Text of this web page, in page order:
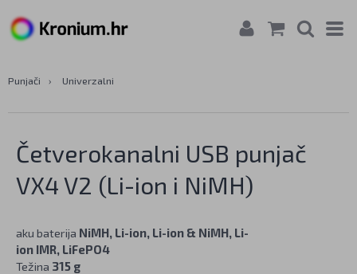
Punjači › Univerzalni
Četverokanalni USB punjač
VX4 V2 (Li-ion i NiMH)
aku baterija NiMH, Li-ion, Li-ion & NiMH, Li-
ion IMR, LiFePO4
Težina 315 g